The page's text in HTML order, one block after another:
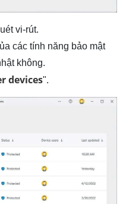
vi-rút.
các tính năng bảo mật
không.
devices".